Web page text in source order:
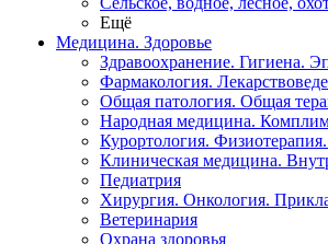
Ещё
Медицина. Здоровье
Здравоохранение. Гигиена.
Фармакология.
Общая патология. Общая
Народная медицина.
Курортология.
Клиническая медицина.
Педиатрия
Хирургия. Онкология.
Ветеринария
Охрана здоровья